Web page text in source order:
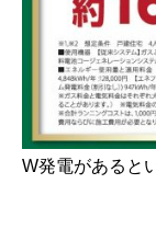
W発電があると